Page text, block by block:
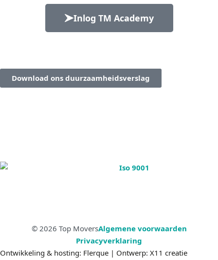
Inlog TM Academy
Download ons duurzaamheidsverslag
© 2026 Top MoversAlgemene voorwaarden
Privacyverklaring
Ontwikkeling & hosting: Flerque | Ontwerp: X11 creatie